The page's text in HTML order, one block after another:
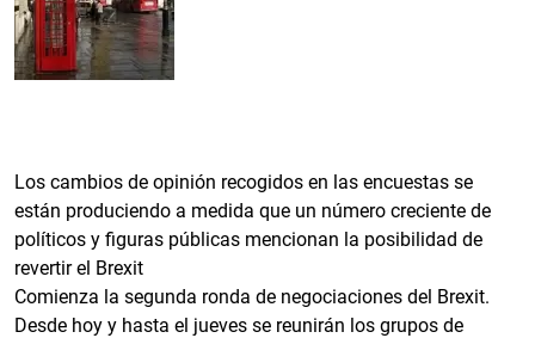
Los cambios de opinión recogidos en las encuestas se
están produciendo a medida que un número creciente de
políticos y figuras públicas mencionan la posibilidad de
revertir el Brexit
Comienza la segunda ronda de negociaciones del Brexit.
Desde hoy y hasta el jueves se reunirán los grupos de